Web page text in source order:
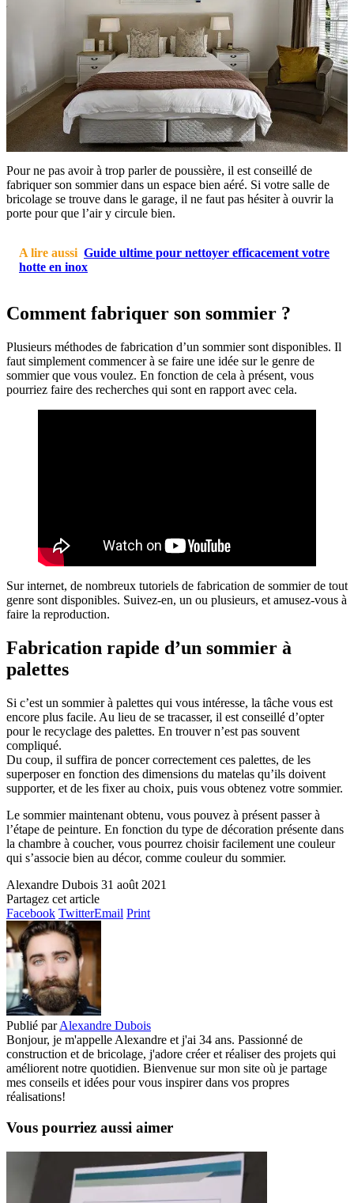
Pour ne pas avoir à trop parler de poussière, il est conseillé de
fabriquer son sommier dans un espace bien aéré. Si votre salle de
bricolage se trouve dans le garage, il ne faut pas hésiter à ouvrir la
porte pour que l’air y circule bien.
A lire aussi Guide ultime pour nettoyer efficacement votre
hotte en inox
Comment fabriquer son sommier ?
Plusieurs méthodes de fabrication d’un sommier sont disponibles. Il
faut simplement commencer à se faire une idée sur le genre de
sommier que vous voulez. En fonction de cela à présent, vous
pourriez faire des recherches qui sont en rapport avec cela.
Sur internet, de nombreux tutoriels de fabrication de sommier de tout
genre sont disponibles. Suivez-en, un ou plusieurs, et amusez-vous à
faire la reproduction.
Fabrication rapide d’un sommier à
palettes
Si c’est un sommier à palettes qui vous intéresse, la tâche vous est
encore plus facile. Au lieu de se tracasser, il est conseillé d’opter
pour le recyclage des palettes. En trouver n’est pas souvent
compliqué.
Du coup, il suffira de poncer correctement ces palettes, de les
superposer en fonction des dimensions du matelas qu’ils doivent
supporter, et de les fixer au choix, puis vous obtenez votre sommier.
Le sommier maintenant obtenu, vous pouvez à présent passer à
l’étape de peinture. En fonction du type de décoration présente dans
la chambre à coucher, vous pourrez choisir facilement une couleur
qui s’associe bien au décor, comme couleur du sommier.
Alexandre Dubois 31 août 2021
Partagez cet article
Facebook TwitterEmail Print
Publié par Alexandre Dubois
Bonjour, je m'appelle Alexandre et j'ai 34 ans. Passionné de
construction et de bricolage, j'adore créer et réaliser des projets qui
améliorent notre quotidien. Bienvenue sur mon site où je partage
mes conseils et idées pour vous inspirer dans vos propres
réalisations!
Vous pourriez aussi aimer